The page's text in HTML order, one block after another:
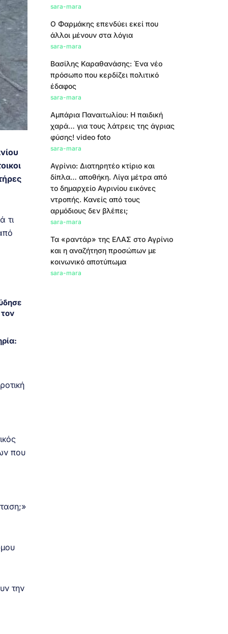
τι
που
την
sara-mara
Ο Φαρμάκης επενδύει εκεί που
άλλοι μένουν στα λόγια
sara-mara
Βασίλης Καραθανάσης: Ένα νέο
πρόσωπο που κερδίζει πολιτικό
έδαφος
sara-mara
Αμπάρια Παναιτωλίου: Η παιδική
χαρά… για τους λάτρεις της άγριας
φύσης! video foto
sara-mara
Αγρίνιο: Διατηρητέο κτίριο και
δίπλα… αποθήκη. Λίγα μέτρα από
το δημαρχείο Αγρινίου εικόνες
ντροπής. Κανείς από τους
αρμόδιους δεν βλέπει;
sara-mara
Τα «ραντάρ» της ΕΛΑΣ στο Αγρίνιο
και η αναζήτηση προσώπων με
κοινωνικό αποτύπωμα
sara-mara